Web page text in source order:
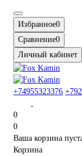
Избранное0
Сравнение0
Личный кабинет
+74955323376
0
0
Ваша корзина
Корзина